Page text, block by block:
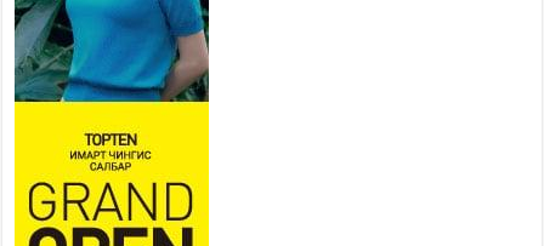
“Хөдөө аж ахуй, хөдөөгийн
хөгжил төслийн 2 дахь шат”
төслийн хүрээнд 4 банктай
дамжуулан зээлдүүлэх гэрээ
байгууллаа
2026 оны 7 сар 27 / 9 цаг 40 минут
УИХ-ын гишүүн С.Зулпхар: Иргэдийн санал
хууль тогтоох үйл ажиллагааны чухал үндэс
2026 оны 7 сар 27 / 9 цаг 19 минут